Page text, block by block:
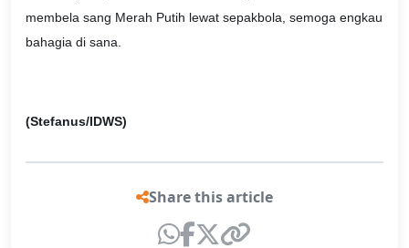
membela sang Merah Putih lewat sepakbola, semoga engkau
bahagia di sana.
(Stefanus/IDWS)
Share this article